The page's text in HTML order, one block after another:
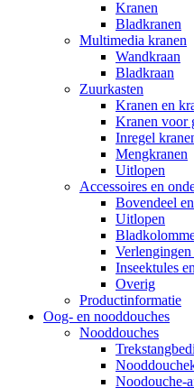
Kranen
Bladkranen
Multimedia kranen
Wandkraan
Bladkraan
Zuurkasten
Kranen en
Kranen voor
Inregel
Mengkranen
Uitlopen
Accessoires en
Bovendeel
Uitlopen
Verlengingen
Inseektules
Overig
Productinformatie
Oog- en nooddouches
Nooddouches
Noodouche-